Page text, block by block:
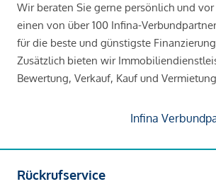
Wir beraten Sie gerne persönlich und
einen von über 100 Infina-
für die beste und günstigste
Zusätzlich bieten wir
Bewertung, Verkauf, Kauf und
Infina
Rückrufservice